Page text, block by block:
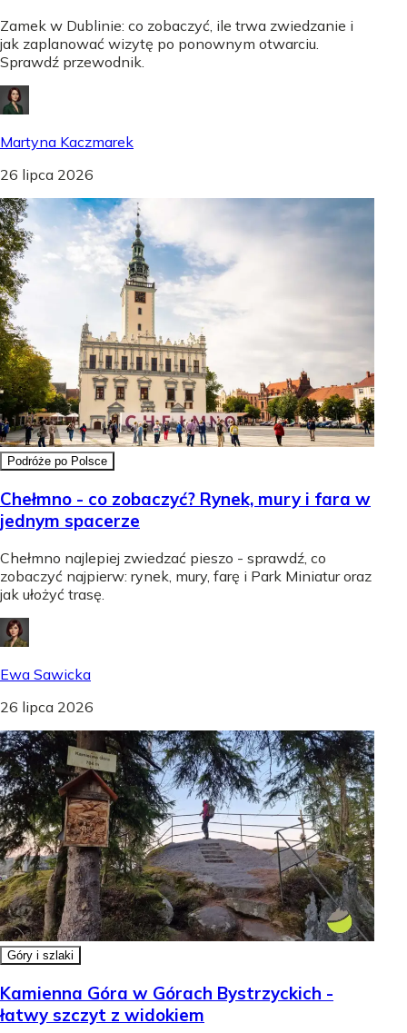
Zamek w Dublinie: co zobaczyć, ile trwa zwiedzanie i
jak zaplanować wizytę po ponownym otwarciu.
Sprawdź przewodnik.
Martyna Kaczmarek
26 lipca 2026
Podróże po Polsce
Chełmno - co zobaczyć? Rynek, mury i fara w
jednym spacerze
Chełmno najlepiej zwiedzać pieszo - sprawdź, co
zobaczyć najpierw: rynek, mury, farę i Park Miniatur oraz
jak ułożyć trasę.
Ewa Sawicka
26 lipca 2026
Góry i szlaki
Kamienna Góra w Górach Bystrzyckich -
łatwy szczyt z widokiem